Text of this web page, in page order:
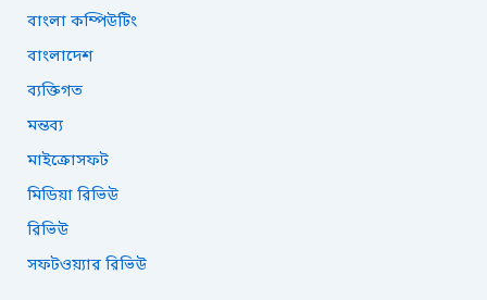
বাংলা কম্পিউটিং
বাংলাদেশ
ব্যক্তিগত
মন্তব্য
মাইক্রোসফট
মিডিয়া রিভিউ
রিভিউ
সফটওয়্যার রিভিউ